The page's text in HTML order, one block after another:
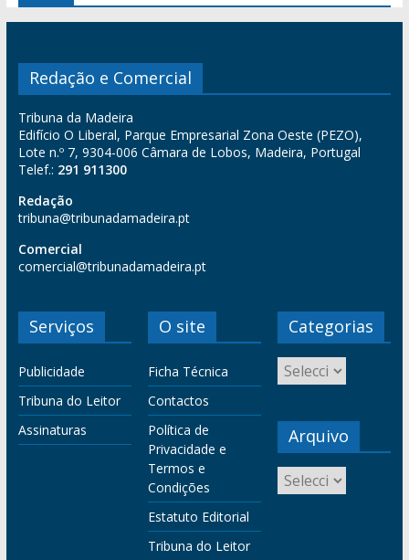
Redação e Comercial
Tribuna da Madeira
Edifício O Liberal, Parque Empresarial Zona Oeste (PEZO),
Lote n.º 7, 9304-006 Câmara de Lobos, Madeira, Portugal
Telef.: 291 911300
Redação
tribuna@tribunadamadeira.pt
Comercial
comercial@tribunadamadeira.pt
Serviços
Publicidade
Tribuna do Leitor
Assinaturas
O site
Ficha Técnica
Contactos
Política de
Privacidade e
Termos e
Condições
Estatuto Editorial
Tribuna do Leitor
Categorias
Arquivo